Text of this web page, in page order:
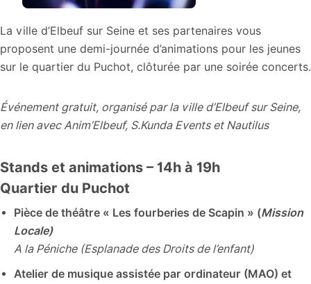
La ville d’Elbeuf sur Seine et ses partenaires vous
proposent une demi-journée d’animations pour les jeunes
sur le quartier du Puchot, clôturée par une soirée concerts.
Événement gratuit, organisé par la ville d’Elbeuf sur Seine,
en lien avec Anim’Elbeuf, S.Kunda Events et Nautilus
Stands et animations – 14h à 19h
Quartier du Puchot
Pièce de théâtre « Les fourberies de Scapin » (Mission
Locale)
A la Péniche (Esplanade des Droits de l’enfant)
Atelier de musique assistée par ordinateur (MAO) et